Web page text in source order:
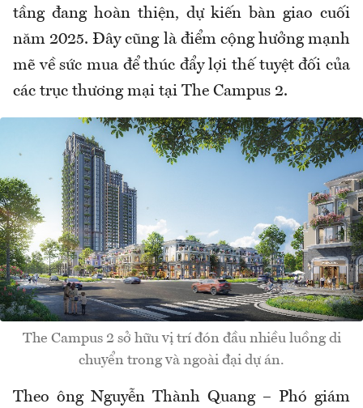
tầng đang hoàn thiện, dự kiến bàn giao cuối
năm 2025. Đây cũng là điểm cộng hưởng mạnh
mẽ về sức mua để thúc đẩy lợi thế tuyệt đối của
các trục thương mại tại The Campus 2.
The Campus 2 sở hữu vị trí đón đầu nhiều luồng di
chuyển trong và ngoài đại dự án.
Theo ông Nguyễn Thành Quang – Phó giám